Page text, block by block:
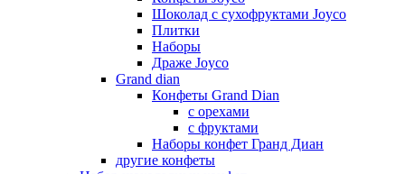
Шоколад с сухофруктами Joyco
Плитки
Наборы
Драже Joyco
Grand dian
Конфеты Grand Dian
с орехами
с фруктами
Наборы конфет Гранд Диан
другие конфеты